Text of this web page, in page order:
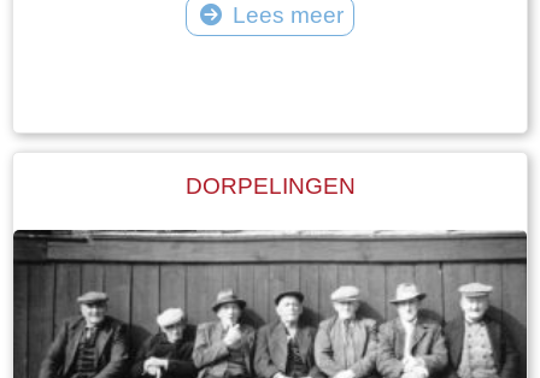
Lees meer
DORPELINGEN